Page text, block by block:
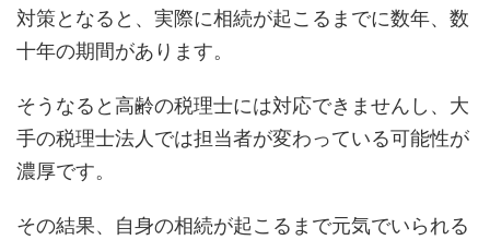
対策となると、実際に相続が起こるまでに数年、数
十年の期間があります。
そうなると高齢の税理士には対応できませんし、大
手の税理士法人では担当者が変わっている可能性が
濃厚です。
その結果、自身の相続が起こるまで元気でいられる